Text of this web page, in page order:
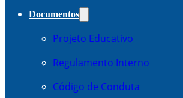
Documentos
Projeto Educativo
Regulamento Interno
Código de Conduta